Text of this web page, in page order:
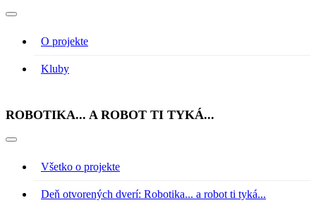
O projekte
Kluby
ROBOTIKA... A ROBOT TI TYKÁ...
Všetko o projekte
Deň otvorených dverí: Robotika... a robot ti tyká...